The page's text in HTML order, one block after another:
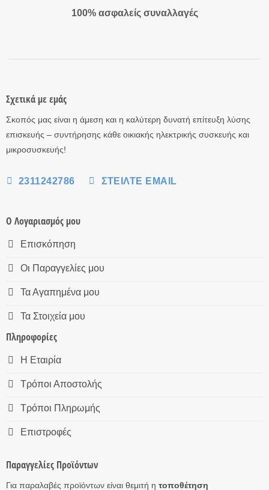
100% ασφαλείς συναλλαγές
Σχετικά με εμάς
Σκοπός μας είναι η άμεση και η καλύτερη δυνατή επίτευξη λύσης
επισκευής – συντήρησης κάθε οικιακής ηλεκτρικής συσκευής και
μικροσυσκευής!
2311242786 ΣΤΕΊΛΤΕ EMAIL
Ο Λογαριασμός μου
Επισκόπηση
Οι Παραγγελίες μου
Τα Αγαπημένα μου
Τα Στοιχεία μου
Πληροφορίες
Η Εταιρία
Τρόποι Αποστολής
Τρόποι Πληρωμής
Επιστροφές
Παραγγελίες Προϊόντων
Για παραλαβές προϊόντων είναι θεμιτή η τοποθέτηση